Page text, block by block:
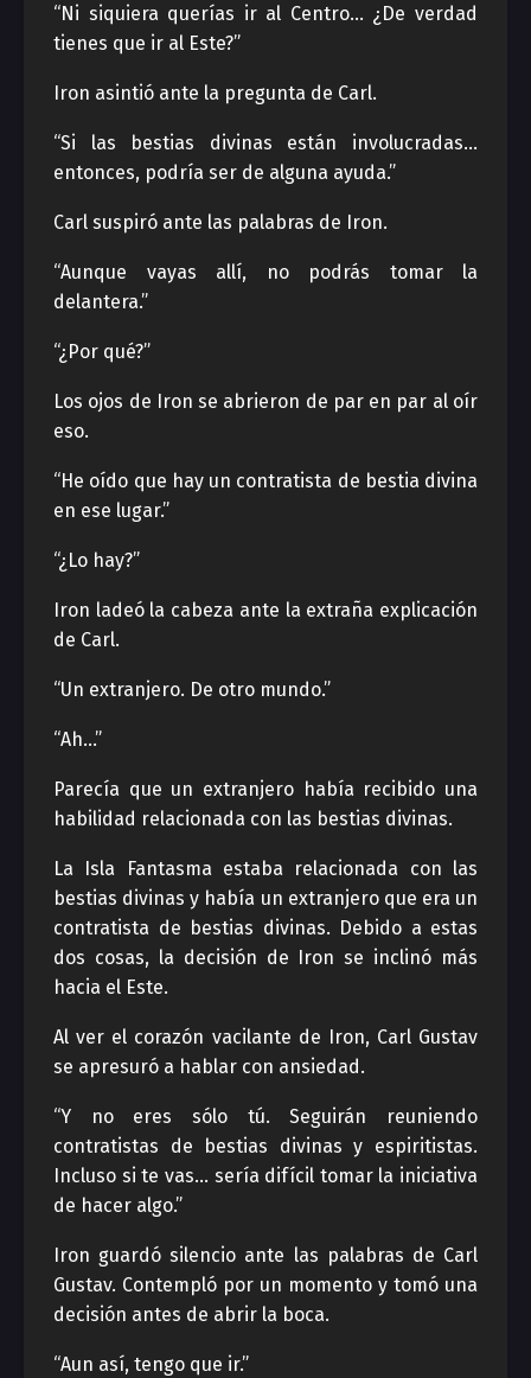
“Ni siquiera querías ir al Centro… ¿De verdad
tienes que ir al Este?”
Iron asintió ante la pregunta de Carl.
“Si las bestias divinas están involucradas…
entonces, podría ser de alguna ayuda.”
Carl suspiró ante las palabras de Iron.
“Aunque vayas allí, no podrás tomar la
delantera.”
“¿Por qué?”
Los ojos de Iron se abrieron de par en par al oír
eso.
“He oído que hay un contratista de bestia divina
en ese lugar.”
“¿Lo hay?”
Iron ladeó la cabeza ante la extraña explicación
de Carl.
“Un extranjero. De otro mundo.”
“Ah…”
Parecía que un extranjero había recibido una
habilidad relacionada con las bestias divinas.
La Isla Fantasma estaba relacionada con las
bestias divinas y había un extranjero que era un
contratista de bestias divinas. Debido a estas
dos cosas, la decisión de Iron se inclinó más
hacia el Este.
Al ver el corazón vacilante de Iron, Carl Gustav
se apresuró a hablar con ansiedad.
“Y no eres sólo tú. Seguirán reuniendo
contratistas de bestias divinas y espiritistas.
Incluso si te vas… sería difícil tomar la iniciativa
de hacer algo.”
Iron guardó silencio ante las palabras de Carl
Gustav. Contempló por un momento y tomó una
decisión antes de abrir la boca.
“Aun así, tengo que ir.”